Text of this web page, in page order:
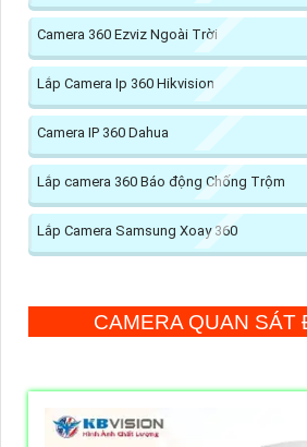
Camera 360 Ezviz Ngoài Trời
Lắp Camera Ip 360 Hikvision
Camera IP 360 Dahua
Lắp camera 360 Báo động Chống Trộm
Lắp Camera Samsung Xoay 360
CAMERA QUAN SÁT